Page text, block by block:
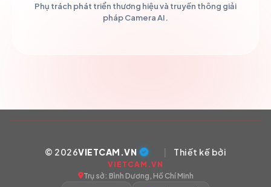
Phụ trách phát triển thương hiệu và truyền thông giải
pháp Camera AI.
© 2026VIETCAM.VN | Thiết kế bởi
VIETCAM.VN
Trụ sở: Bình Dương, Hồ Chí Minh